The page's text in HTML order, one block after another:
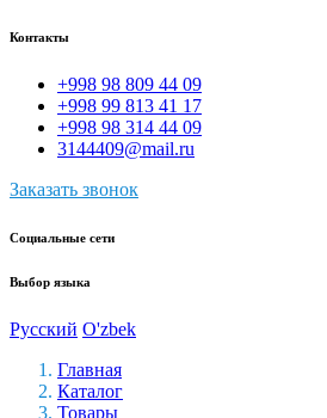
Контакты
+998 98 809 44 09
+998 99 813 41 17
+998 98 314 44 09
3144409@mail.ru
Заказать звонок
Социальные сети
Выбор языка
Русский O'zbek
Главная
Каталог
Товары